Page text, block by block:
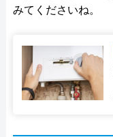
みてくださいね。